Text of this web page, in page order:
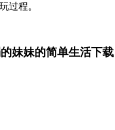
过程。
妹妹的简单生活下载